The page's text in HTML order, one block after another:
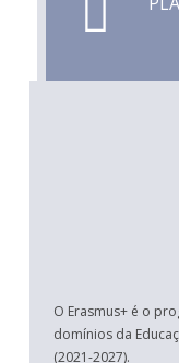
O Erasmus+ é o
domínios da
(2021-2027).